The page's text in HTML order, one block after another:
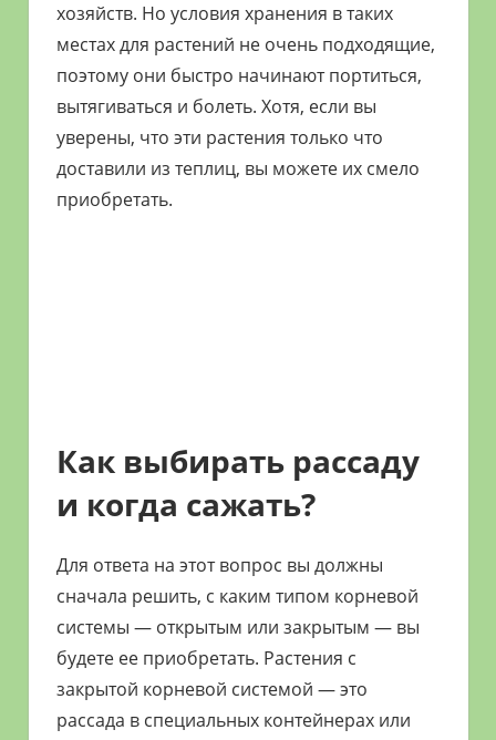
хозяйств. Но условия хранения в таких
местах для растений не очень подходящие,
поэтому они быстро начинают портиться,
вытягиваться и болеть. Хотя, если вы
уверены, что эти растения только что
доставили из теплиц, вы можете их смело
приобретать.
Как выбирать рассаду
и когда сажать?
Для ответа на этот вопрос вы должны
сначала решить, с каким типом корневой
системы — открытым или закрытым — вы
будете ее приобретать. Растения с
закрытой корневой системой — это
рассада в специальных контейнерах или